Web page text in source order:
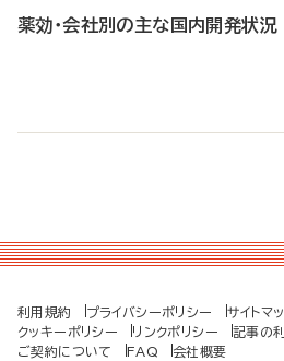
薬効・会社別の主な国内開発状況
利用規約 プライバシーポリシー サイトマ
クッキーポリシー
リンクポリシー 記事の
ご契約について
FAQ 会社概要